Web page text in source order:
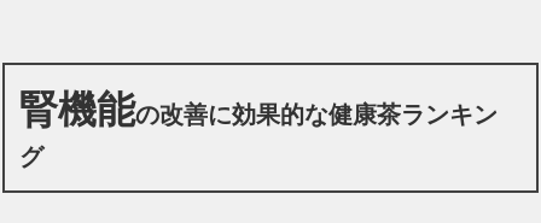
腎機能の改善に効果的な健康茶ランキン
グ